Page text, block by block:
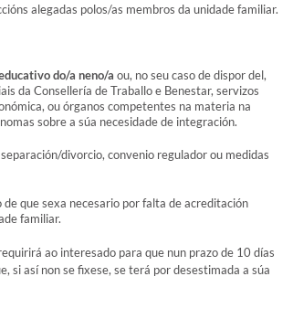
alegadas polos/as membros da unidade familiar.
do/a neno/a ou, no seu caso de dispor del,
da Consellería de Traballo e Benestar, servizos
ou órganos competentes na materia na
sobre a súa necesidade de integración.
divorcio, convenio regulador ou medidas
de que sexa necesario por falta de acreditación
familiar.
ao interesado para que nun prazo de 10 días
si así non se fixese, se terá por desestimada a súa